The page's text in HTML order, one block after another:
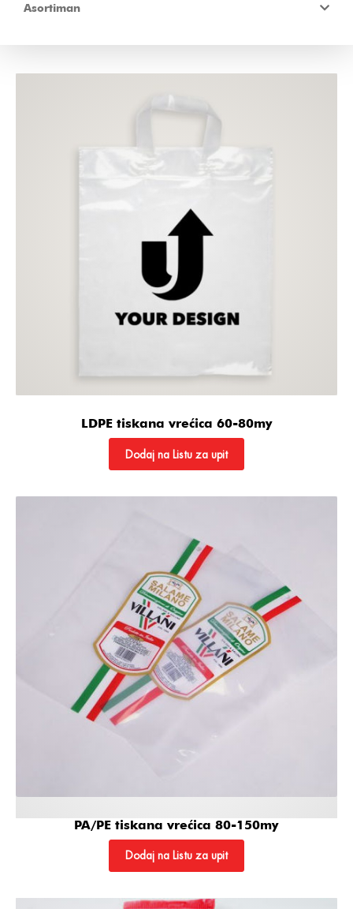
Asortiman
LDPE tiskana vrećica 60-80my
Dodaj na Listu za upit
PA/PE tiskana vrećica 80-150my
Dodaj na Listu za upit